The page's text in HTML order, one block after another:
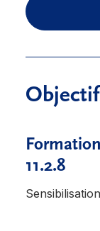
11.2.8